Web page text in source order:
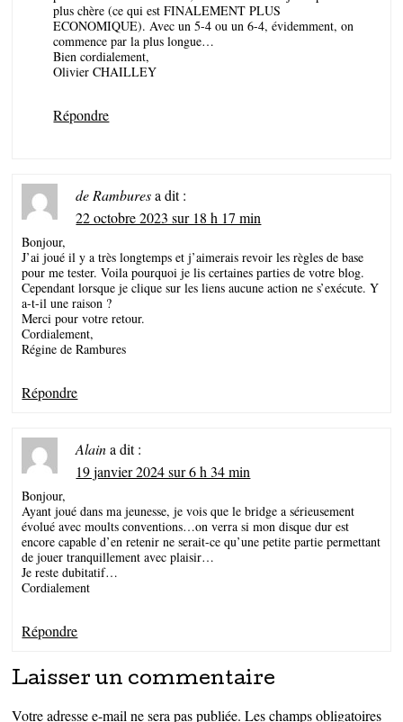
plus chère (ce qui est FINALEMENT PLUS
ECONOMIQUE). Avec un 5-4 ou un 6-4, évidemment, on
commence par la plus longue…
Bien cordialement,
Olivier CHAILLEY
Répondre
de Rambures a dit :
22 octobre 2023 sur 18 h 17 min
Bonjour,
J’ai joué il y a très longtemps et j’aimerais revoir les règles de base
pour me tester. Voila pourquoi je lis certaines parties de votre blog.
Cependant lorsque je clique sur les liens aucune action ne s’exécute. Y
a-t-il une raison ?
Merci pour votre retour.
Cordialement,
Régine de Rambures
Répondre
Alain a dit :
19 janvier 2024 sur 6 h 34 min
Bonjour,
Ayant joué dans ma jeunesse, je vois que le bridge a sérieusement
évolué avec moults conventions…on verra si mon disque dur est
encore capable d’en retenir ne serait-ce qu’une petite partie permettant
de jouer tranquillement avec plaisir…
Je reste dubitatif…
Cordialement
Répondre
Laisser un commentaire
Votre adresse e-mail ne sera pas publiée. Les champs obligatoires